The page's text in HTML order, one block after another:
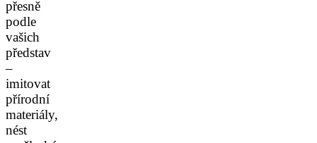
přesně
podle
vašich
představ
–
imitovat
přírodní
materiály,
nést